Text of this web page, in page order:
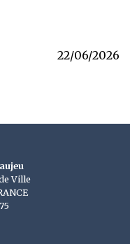
22/06/2026
Ville